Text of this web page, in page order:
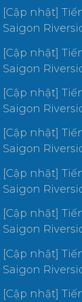
[Cập nhật]
Saigon
[Cập nhật]
Saigon
[Cập nhật]
Saigon
[Cập nhật]
Saigon
[Cập nhật]
Saigon
[Cập nhật]
Saigon
[Cập nhật]
Saigon
[Cập nhật]